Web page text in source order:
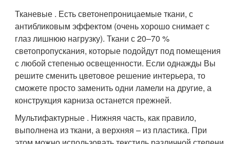
Тканевые . Есть светонепроницаемые ткани, с
антибликовым эффектом (очень хорошо снимает с
глаз лишнюю нагрузку). Ткани с 20–70 %
светопропускания, которые подойдут под помещения
с любой степенью освещенности. Если однажды Вы
решите сменить цветовое решение интерьера, то
сможете просто заменить одни ламели на другие, а
конструкция карниза останется прежней.
Мультифактурные . Нижняя часть, как правило,
выполнена из ткани, а верхняя – из пластика. При